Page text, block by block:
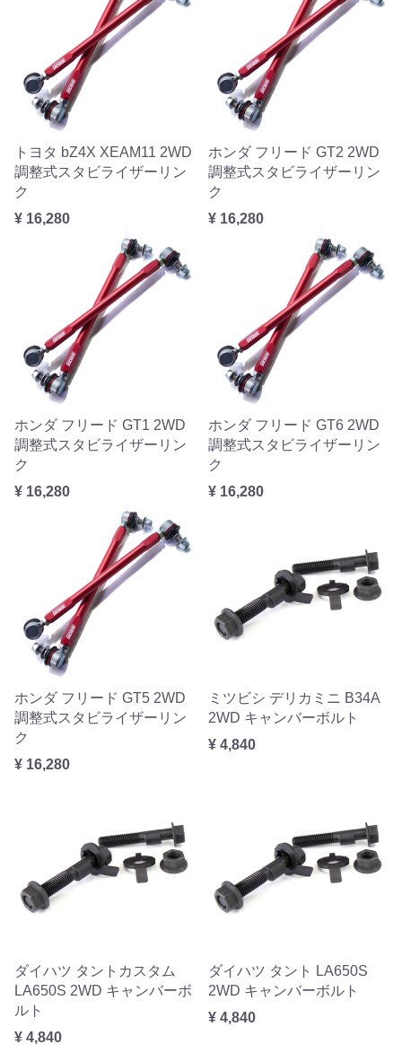
トヨタ bZ4X XEAM11 2WD
調整式スタビライザーリン
ク
¥ 16,280
ホンダ フリード GT2 2WD
調整式スタビライザーリン
ク
¥ 16,280
ホンダ フリード GT1 2WD
調整式スタビライザーリン
ク
¥ 16,280
ホンダ フリード GT6 2WD
調整式スタビライザーリン
ク
¥ 16,280
ホンダ フリード GT5 2WD
調整式スタビライザーリン
ク
¥ 16,280
ミツビシ デリカミニ B34A
2WD キャンバーボルト
¥ 4,840
ダイハツ タントカスタム
LA650S 2WD キャンバーボ
ルト
¥ 4,840
ダイハツ タント LA650S
2WD キャンバーボルト
¥ 4,840